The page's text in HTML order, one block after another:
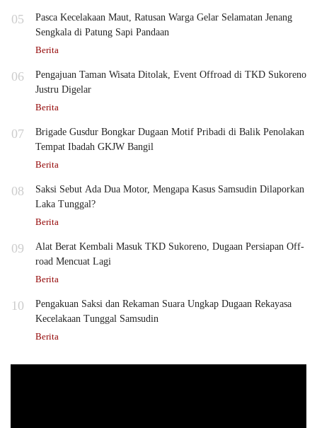
05
Pasca Kecelakaan Maut, Ratusan Warga Gelar Selamatan Jenang
Sengkala di Patung Sapi Pandaan
Berita
06
Pengajuan Taman Wisata Ditolak, Event Offroad di TKD Sukoreno
Justru Digelar
Berita
07
Brigade Gusdur Bongkar Dugaan Motif Pribadi di Balik Penolakan
Tempat Ibadah GKJW Bangil
Berita
08
Saksi Sebut Ada Dua Motor, Mengapa Kasus Samsudin Dilaporkan
Laka Tunggal?
Berita
09
Alat Berat Kembali Masuk TKD Sukoreno, Dugaan Persiapan Off-
road Mencuat Lagi
Berita
10
Pengakuan Saksi dan Rekaman Suara Ungkap Dugaan Rekayasa
Kecelakaan Tunggal Samsudin
Berita